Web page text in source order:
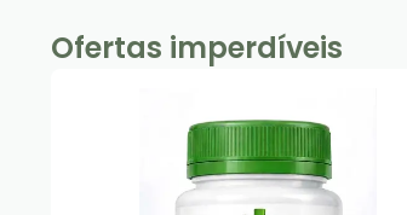
Ofertas imperdíveis